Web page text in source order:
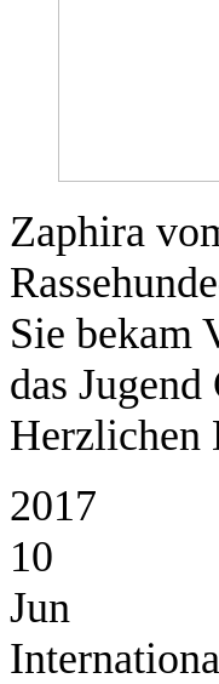
Zaphira
Sie bekam
das
Herzlichen
2017
10
Jun